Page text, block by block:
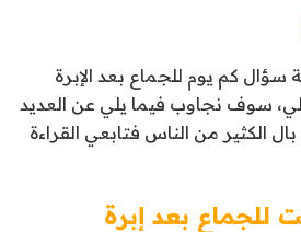
سؤال كم يوم للجماع بعد الإبرة
سوف نجاوب فيما يلي عن العديد
الكثير من الناس فتابعي القراءة
بعد إبرة